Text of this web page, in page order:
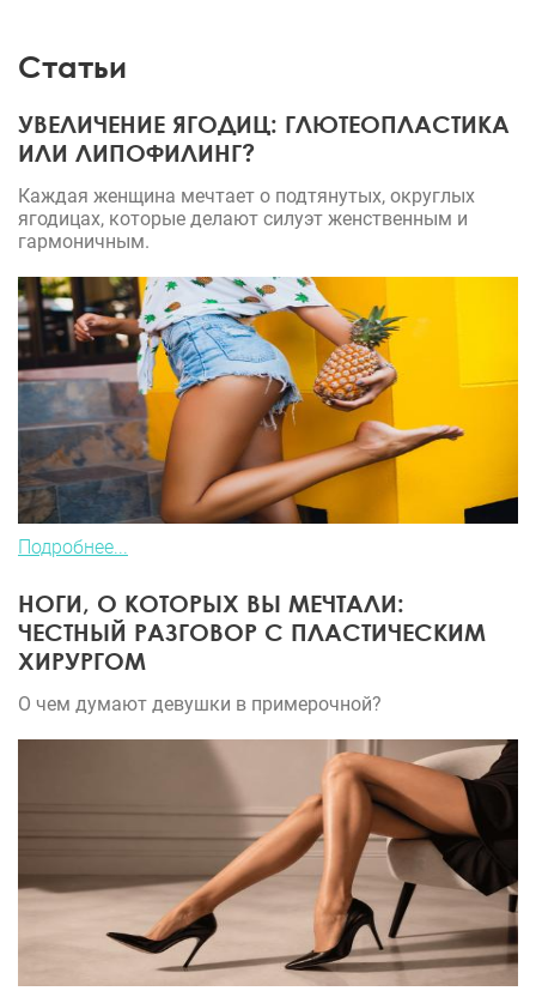
Статьи
УВЕЛИЧЕНИЕ ЯГОДИЦ: ГЛЮТЕОПЛАСТИКА
ИЛИ ЛИПОФИЛИНГ?
Каждая женщина мечтает о подтянутых, округлых
ягодицах, которые делают силуэт женственным и
гармоничным.
Подробнее...
НОГИ, О КОТОРЫХ ВЫ МЕЧТАЛИ:
ЧЕСТНЫЙ РАЗГОВОР С ПЛАСТИЧЕСКИМ
ХИРУРГОМ
О чем думают девушки в примерочной?